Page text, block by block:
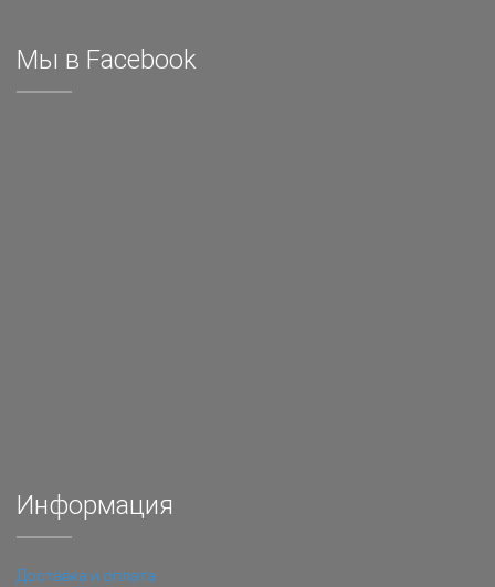
Мы в Facebook
Информация
Доставка и оплата